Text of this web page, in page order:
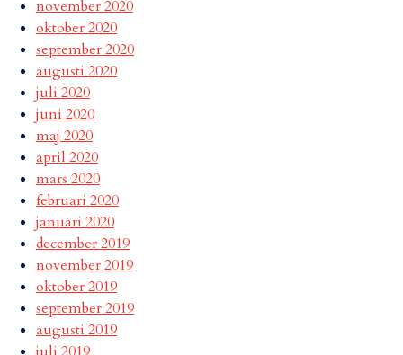
november 2020
oktober 2020
september 2020
augusti 2020
juli 2020
juni 2020
maj 2020
april 2020
mars 2020
februari 2020
januari 2020
december 2019
november 2019
oktober 2019
september 2019
augusti 2019